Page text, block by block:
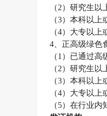
（2）研究生以
（3）本科以上
（4）大专以上
4、正高级绿色
（1）已通过高
（2）研究生以
（3）本科以上
（4）大专以上
（5）在行业内